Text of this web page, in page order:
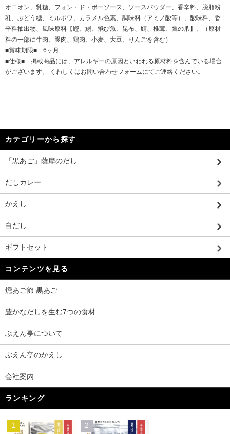
オニオン、乳糖、フォン・ド・ボーソース、ソースパウダー、香辛料、脱脂粉
乳、ぶどう糖、ミルポワ、カラメル色素、調味料（アミノ酸等）、酸味料、香
辛料抽出物、風味原料【鰹、鰯、飛び魚、昆布、鯖、椎茸、鷹の爪】、（原材
料の一部に牛肉、豚肉、鶏肉、小麦、大豆、りんごを含む）
■賞味期限■ 6ヶ月
■仕様■ 掲載商品には、アレルギーの原因といわれる原材料を含んでいる場合
がございます。 くわしくはお問い合わせフォームにてご連絡ください。
カテゴリーから探す
「黒あご」薩摩のだし
だしカレー
かえし
白だし
ギフトセット
コンテンツを見る
燻あご節 黒あご
豊かなだしを生む7つの食材
ぶえん亭について
ぶえん亭のかえし
会社案内
ランキング
1 2